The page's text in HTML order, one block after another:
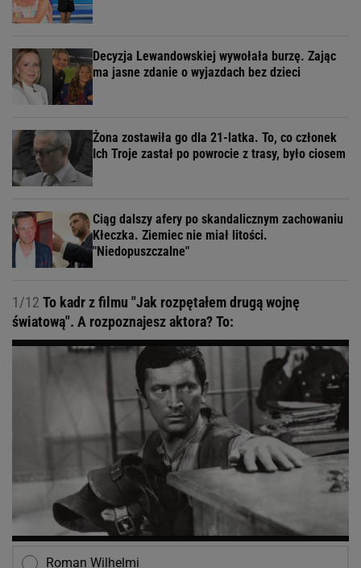
Decyzja Lewandowskiej wywołała burzę. Zając
ma jasne zdanie o wyjazdach bez dzieci
Żona zostawiła go dla 21-latka. To, co członek
Ich Troje zastał po powrocie z trasy, było ciosem
Ciąg dalszy afery po skandalicznym zachowaniu
Kłeczka. Ziemiec nie miał litości.
"Niedopuszczalne"
1/12 To kadr z filmu "Jak rozpętałem drugą wojnę
światową". A rozpoznajesz aktora? To:
Roman Wilhelmi